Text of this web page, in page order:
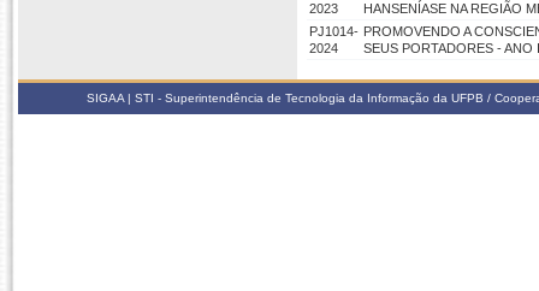
2023
HANSENÍASE NA REGIÃO
PJ1014-
2024
PROMOVENDO A
SEUS PORTADORES - ANO
SIGAA | STI - Superintendência de Tecnologia da Informação da UFPB /